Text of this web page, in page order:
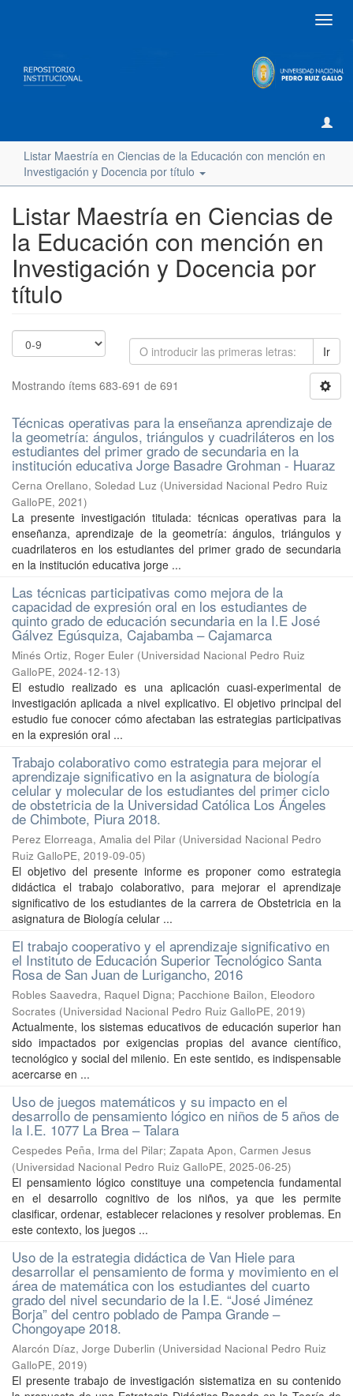
Listar Maestría en Ciencias de la Educación con mención en
Investigación y Docencia por título
Listar Maestría en Ciencias de
la Educación con mención en
Investigación y Docencia por
título
Ir
Mostrando ítems 683-691 de 691
Técnicas operativas para la enseñanza aprendizaje de
la geometría: ángulos, triángulos y cuadriláteros en los
estudiantes del primer grado de secundaria en la
institución educativa Jorge Basadre Grohman - Huaraz
Cerna Orellano, Soledad Luz (Universidad Nacional Pedro Ruiz
GalloPE, 2021)
La presente investigación titulada: técnicas operativas para la
enseñanza, aprendizaje de la geometría: ángulos, triángulos y
cuadrilateros en los estudiantes del primer grado de secundaria
en la institución educativa jorge ...
Las técnicas participativas como mejora de la
capacidad de expresión oral en los estudiantes de
quinto grado de educación secundaria en la I.E José
Gálvez Egúsquiza, Cajabamba – Cajamarca
Minés Ortiz, Roger Euler (Universidad Nacional Pedro Ruiz
GalloPE, 2024-12-13)
El estudio realizado es una aplicación cuasi-experimental de
investigación aplicada a nivel explicativo. El objetivo principal del
estudio fue conocer cómo afectaban las estrategias participativas
en la expresión oral ...
Trabajo colaborativo como estrategia para mejorar el
aprendizaje significativo en la asignatura de biología
celular y molecular de los estudiantes del primer ciclo
de obstetricia de la Universidad Católica Los Ángeles
de Chimbote, Piura 2018.
Perez Elorreaga, Amalia del Pilar (Universidad Nacional Pedro
Ruiz GalloPE, 2019-09-05)
El objetivo del presente informe es proponer como estrategia
didáctica el trabajo colaborativo, para mejorar el aprendizaje
significativo de los estudiantes de la carrera de Obstetricia en la
asignatura de Biología celular ...
El trabajo cooperativo y el aprendizaje significativo en
el Instituto de Educación Superior Tecnológico Santa
Rosa de San Juan de Lurigancho, 2016
Robles Saavedra, Raquel Digna; Pacchione Bailon, Eleodoro
Socrates (Universidad Nacional Pedro Ruiz GalloPE, 2019)
Actualmente, los sistemas educativos de educación superior han
sido impactados por exigencias propias del avance científico,
tecnológico y social del milenio. En este sentido, es indispensable
acercarse en ...
Uso de juegos matemáticos y su impacto en el
desarrollo de pensamiento lógico en niños de 5 años de
la I.E. 1077 La Brea – Talara
Cespedes Peña, Irma del Pilar; Zapata Apon, Carmen Jesus
(Universidad Nacional Pedro Ruiz GalloPE, 2025-06-25)
El pensamiento lógico constituye una competencia fundamental
en el desarrollo cognitivo de los niños, ya que les permite
clasificar, ordenar, establecer relaciones y resolver problemas. En
este contexto, los juegos ...
Uso de la estrategia didáctica de Van Hiele para
desarrollar el pensamiento de forma y movimiento en el
área de matemática con los estudiantes del cuarto
grado del nivel secundario de la I.E. “José Jiménez
Borja” del centro poblado de Pampa Grande –
Chongoyape 2018.
Alarcón Díaz, Jorge Duberlin (Universidad Nacional Pedro Ruiz
GalloPE, 2019)
El presente trabajo de investigación sistematiza en su contenido